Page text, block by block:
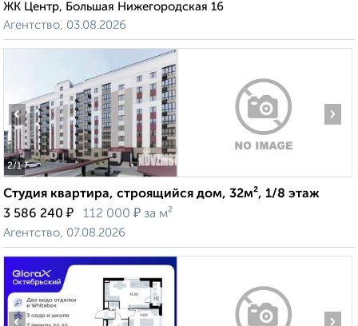
ЖК Центр, Большая Нижегородская 16
Агентство, 03.08.2026
2/1
‹ ›
Студия квартира, строящийся дом, 32м², 1/8 этаж
3 586 240 ₽ 112 000 ₽ за м²
Агентство, 07.08.2026
‹ ›